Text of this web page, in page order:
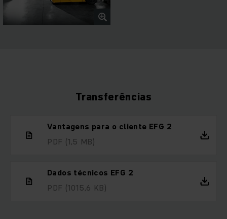
Transferências
Vantagens para o cliente EFG 2
PDF (1,5 MB)
Dados técnicos EFG 2
PDF (1015,6 KB)